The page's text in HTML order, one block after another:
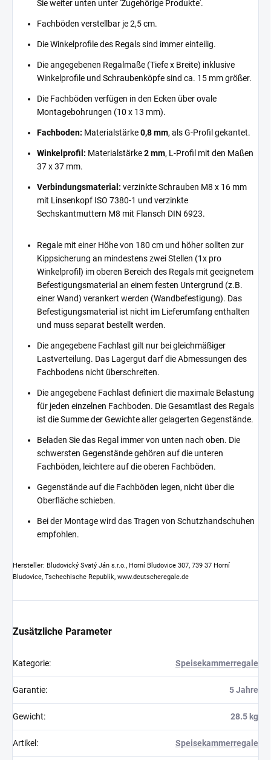
Sie weiter unten unter 'Zugehörige Produkte'.
Fachböden verstellbar je 2,5 cm.
Die Winkelprofile des Regals sind immer einteilig.
Die angegebenen Regalmaße (Tiefe x Breite) inklusive
Winkelprofile und Schraubenköpfe sind ca. 15 mm größer.
Die Fachböden verfügen in den Ecken über ovale
Montagebohrungen (10 x 13 mm).
Fachboden: Materialstärke0,8 mm, als G-Profil gekantet.
Winkelprofil: Materialstärke2 mm, L-Profil mit den Maßen
37 x 37 mm.
Verbindungsmaterial: verzinkte Schrauben M8 x 16 mm
mit Linsenkopf ISO 7380-1 und verzinkte
Sechskantmuttern M8 mit Flansch DIN 6923.
Regale mit einer Höhe von 180 cm und höher sollten zur
Kippsicherung an mindestens zwei Stellen (1x pro
Winkelprofil) im oberen Bereich des Regals mit geeignetem
Befestigungsmaterial an einem festen Untergrund (z.B.
einer Wand) verankert werden (Wandbefestigung). Das
Befestigungsmaterial ist nicht im Lieferumfang enthalten
und muss separat bestellt werden.
Die angegebene Fachlast gilt nur bei gleichmäßiger
Lastverteilung. Das Lagergut darf die Abmessungen des
Fachbodens nicht überschreiten.
Die angegebene Fachlast definiert die maximale Belastung
für jeden einzelnen Fachboden. Die Gesamtlast des Regals
ist die Summe der Gewichte aller gelagerten Gegenstände.
Beladen Sie das Regal immer von unten nach oben. Die
schwersten Gegenstände gehören auf die unteren
Fachböden, leichtere auf die oberen Fachböden.
Gegenstände auf die Fachböden legen, nicht über die
Oberfläche schieben.
Bei der Montage wird das Tragen von Schutzhandschuhen
empfohlen.
Hersteller: Bludovický Svatý Ján s.r.o., Horní Bludovice 307, 739 37 Horní
Bludovice, Tschechische Republik, www.deutscheregale.de
Zusätzliche Parameter
Kategorie: Speisekammerregale
Garantie: 5 Jahre
Gewicht: 28.5 kg
Artikel : Speisekammerregale